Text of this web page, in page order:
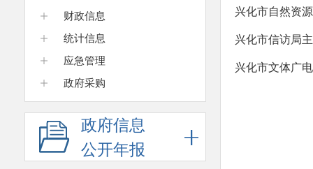
财政信息
统计信息
应急管理
政府采购
政府信息
公开年报
兴化市自然资
兴化市信访局
兴化市文体广